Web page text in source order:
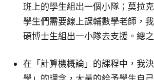
班上的學生組出一個小隊；莫拉
學生們需要線上課輔數學老師，
碩博士生組出一小隊去支援。總
在「計算機概論」的課程中，我